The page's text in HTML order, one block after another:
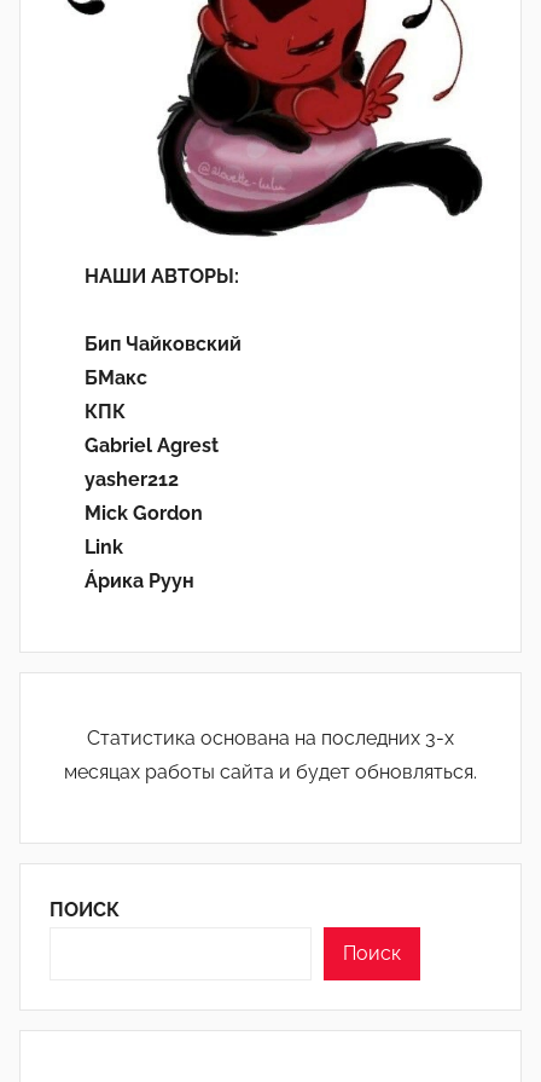
НАШИ АВТОРЫ:
Бип Чайковский
БМакс
КПК
Gabriel Agrest
yasher212
Mick Gordon
Link
Áрика Руун
Статистика основана на последних 3-х
месяцах работы сайта и будет обновляться.
ПОИСК
Поиск